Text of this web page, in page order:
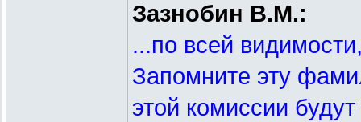
Зазнобин В.М.:
...по всей
Запомните эту
этой комиссии